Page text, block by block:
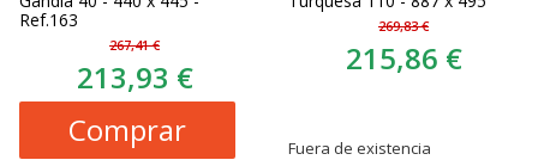
Ref.163
267,41 €
213,93 €
Comprar
269,83 €
215,86 €
Fuera de existencia